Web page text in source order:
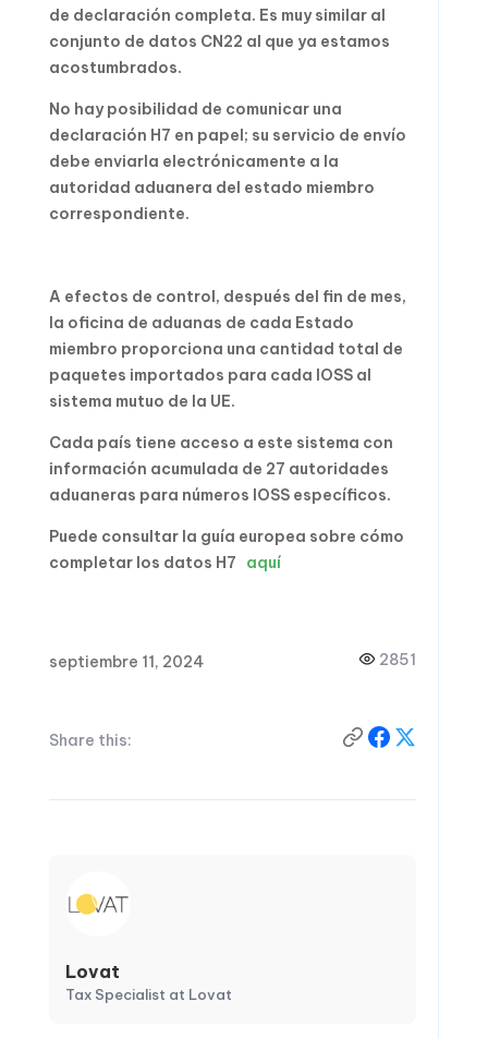
de declaración completa. Es muy similar al
conjunto de datos CN22 al que ya estamos
acostumbrados.
No hay posibilidad de comunicar una
declaración H7 en papel; su servicio de envío
debe enviarla electrónicamente a la
autoridad aduanera del estado miembro
correspondiente.
A efectos de control, después del fin de mes,
la oficina de aduanas de cada Estado
miembro proporciona una cantidad total de
paquetes importados para cada IOSS al
sistema mutuo de la UE.
Cada país tiene acceso a este sistema con
información acumulada de 27 autoridades
aduaneras para números IOSS específicos.
Puede consultar la guía europea sobre cómo
completar los datos H7 aquí
septiembre 11, 2024 2851
Share this:
Lovat
Tax Specialist at Lovat